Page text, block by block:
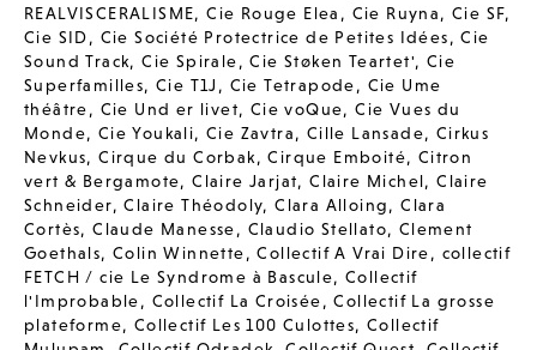
REALVISCERALISME,Cie Rouge Elea , Cie Ruyna,Cie SF,
Cie SID, Cie Société Protectrice de Petites Idées,Cie
Sound Track,Cie Spirale,Cie Støken Teartet', Cie
Superfamilles,Cie T1J , Cie Tetrapode, Cie Ume
théâtre, Cie Und er livet, Cie voQue,Cie Vues du
Monde, Cie Youkali,Cie Zavtra, Cille Lansade, Cirkus
Nevkus,Cirque du Corbak,Cirque Emboité, Citron
vert & Bergamote,Claire Jarjat,Claire Michel,Claire
Schneider,Claire Théodoly,Clara Alloing,Clara
Cortès,Claude Manesse, Claudio Stellato, Clement
Goethals,Colin Winnette,Collectif A Vrai Dire, collectif
FETCH / cie Le Syndrome à Bascule,Collectif
l'Improbable, Collectif La Croisée,Collectif La grosse
plateforme, Collectif Les 100 Culottes,Collectif